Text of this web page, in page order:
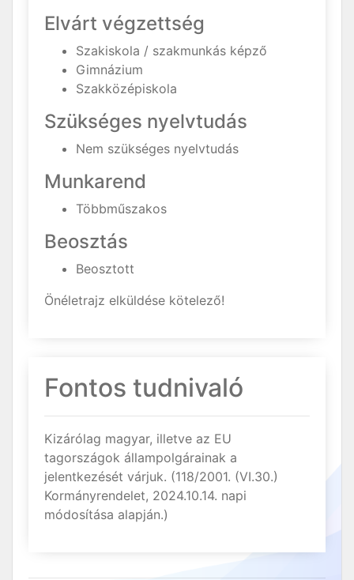
Elvárt végzettség
Szakiskola / szakmunkás képző
Gimnázium
Szakközépiskola
Szükséges nyelvtudás
Nem szükséges nyelvtudás
Munkarend
Többműszakos
Beosztás
Beosztott
Önéletrajz elküldése kötelező!
Fontos tudnivaló
Kizárólag magyar, illetve az EU
tagországok állampolgárainak a
jelentkezését várjuk. (118/2001. (VI.30.)
Kormányrendelet, 2024.10.14. napi
módosítása alapján.)